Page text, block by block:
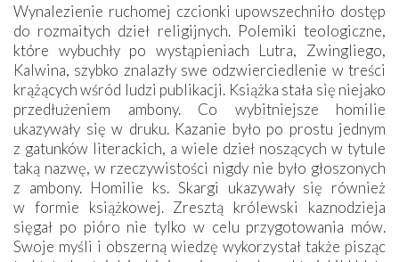
Wynalezienie ruchomej czcionki upowszechniło dostęp
do rozmaitych dzieł religijnych. Polemiki teologiczne,
które wybuchły po wystąpieniach Lutra, Zwingliego,
Kalwina, szybko znalazły swe odzwierciedlenie w treści
krążących wśród ludzi publikacji. Książka stała się niejako
przedłużeniem ambony. Co wybitniejsze homilie
ukazywały się w druku. Kazanie było po prostu jednym
z gatunków literackich, a wiele dzieł noszących w tytule
taką nazwę, w rzeczywistości nigdy nie było głoszonych
z ambony. Homilie ks. Skargi ukazywały się również
w formie książkowej. Zresztą królewski kaznodzieja
sięgał po pióro nie tylko w celu przygotowania mów.
Swoje myśli i obszerną wiedzę wykorzystał także pisząc